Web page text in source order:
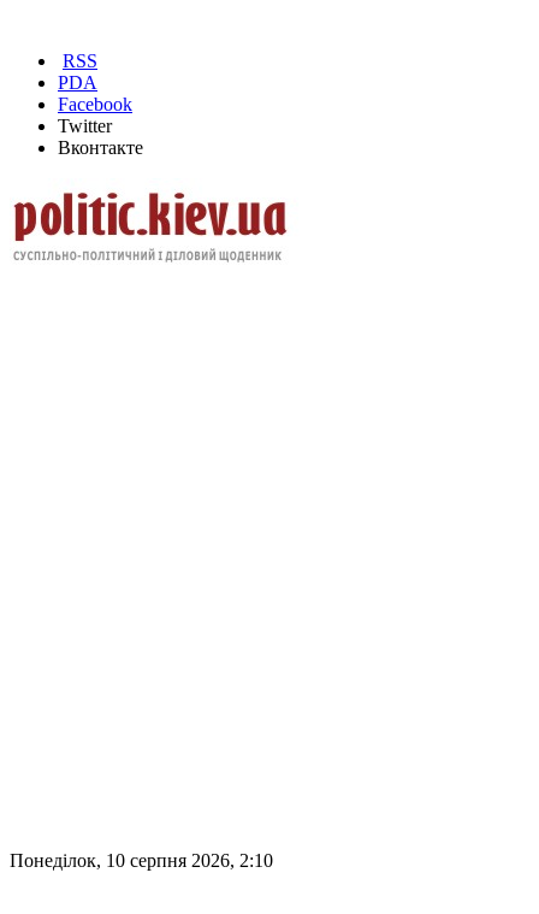
RSS
PDA
Facebook
Twitter
Вконтакте
Понеділок, 10 серпня 2026, 2:10